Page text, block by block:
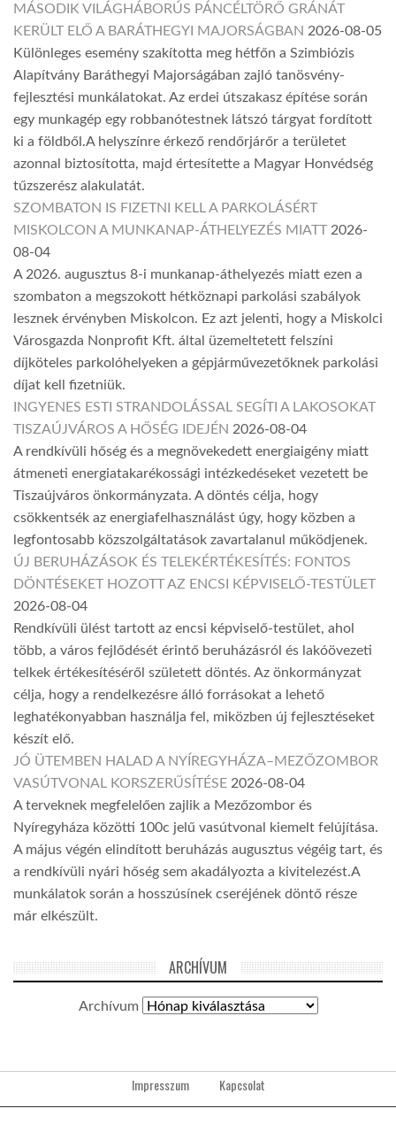
MÁSODIK VILÁGHÁBORÚS PÁNCÉLTÖRŐ GRÁNÁT
KERÜLT ELŐ A BARÁTHEGYI MAJORSÁGBAN 2026-08-05
Különleges esemény szakította meg hétfőn a Szimbiózis
Alapítvány Baráthegyi Majorságában zajló tanösvény-
fejlesztési munkálatokat. Az erdei útszakasz építése során
egy munkagép egy robbanótestnek látszó tárgyat fordított
ki a földből.A helyszínre érkező rendőrjárőr a területet
azonnal biztosította, majd értesítette a Magyar Honvédség
tűzszerész alakulatát.
SZOMBATON IS FIZETNI KELL A PARKOLÁSÉRT
MISKOLCON A MUNKANAP-ÁTHELYEZÉS MIATT 2026-
08-04
A 2026. augusztus 8-i munkanap-áthelyezés miatt ezen a
szombaton a megszokott hétköznapi parkolási szabályok
lesznek érvényben Miskolcon. Ez azt jelenti, hogy a Miskolci
Városgazda Nonprofit Kft. által üzemeltetett felszíni
díjköteles parkolóhelyeken a gépjárművezetőknek parkolási
díjat kell fizetniük.
INGYENES ESTI STRANDOLÁSSAL SEGÍTI A LAKOSOKAT
TISZAÚJVÁROS A HŐSÉG IDEJÉN 2026-08-04
A rendkívüli hőség és a megnövekedett energiaigény miatt
átmeneti energiatakarékossági intézkedéseket vezetett be
Tiszaújváros önkormányzata. A döntés célja, hogy
csökkentsék az energiafelhasználást úgy, hogy közben a
legfontosabb közszolgáltatások zavartalanul működjenek.
ÚJ BERUHÁZÁSOK ÉS TELEKÉRTÉKESÍTÉS: FONTOS
DÖNTÉSEKET HOZOTT AZ ENCSI KÉPVISELŐ-TESTÜLET
2026-08-04
Rendkívüli ülést tartott az encsi képviselő-testület, ahol
több, a város fejlődését érintő beruházásról és lakóövezeti
telkek értékesítéséről született döntés. Az önkormányzat
célja, hogy a rendelkezésre álló forrásokat a lehető
leghatékonyabban használja fel, miközben új fejlesztéseket
készít elő.
JÓ ÜTEMBEN HALAD A NYÍREGYHÁZA–MEZŐZOMBOR
VASÚTVONAL KORSZERŰSÍTÉSE 2026-08-04
A terveknek megfelelően zajlik a Mezőzombor és
Nyíregyháza közötti 100c jelű vasútvonal kiemelt felújítása.
A május végén elindított beruházás augusztus végéig tart, és
a rendkívüli nyári hőség sem akadályozta a kivitelezést.A
munkálatok során a hosszúsínek cseréjének döntő része
már elkészült.
ARCHÍVUM
Archívum
Impresszum Kapcsolat